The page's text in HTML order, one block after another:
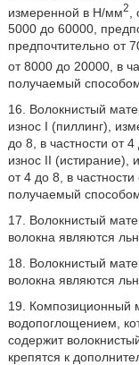
измеренной в Н/мм2
5000 до 60000,
предпочтительно от
от 8000 до 20000, в
получаемый
16. Волокнистый
износ I (пиллинг),
до 8, в частности от
износ II (истирание),
от 4 до 8, в
получаемый
17. Волокнистый
волокна являются
18. Волокнистый
волокна являются
19. Композиционный
водопоглощением,
содержит
крепятся к